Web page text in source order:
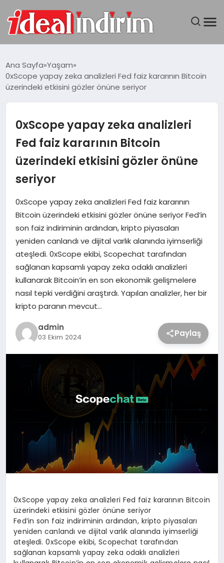
BILGISAYAR
TEKNOLOJI
YAŞAM
Ana Sayfa Yaşam
0xScope yapay zeka analizleri Fed faiz kararının Bitcoin
üzerindeki etkisini gözler önüne seriyor
0xScope yapay zeka analizleri
Fed faiz kararının Bitcoin
üzerindeki etkisini gözler önüne
seriyor
0xScope yapay zeka analizleri Fed faiz kararının
Bitcoin üzerindeki etkisini gözler önüne seriyor Fed’in
son faiz indiriminin ardından, kripto piyasaları
yeniden canlandı ve dijital varlık alanında iyimserliği
ateşledi. 0xScope ekibi, Scopechat tarafından
sağlanan kapsamlı yapay zeka odaklı analizleri
kullanarak Bitcoin’in en son ekonomik gelişmelere
nasıl tepki verdiğini araştırdı. Yapılan analizler, her bir
kripto paranın mevcut…
admin
03 Ekim 2024 Paylaş
0xScope yapay zeka analizleri Fed faiz kararının Bitcoin
üzerindeki etkisini gözler önüne seriyor
Fed’in son faiz indiriminin ardından, kripto piyasaları
yeniden canlandı ve dijital varlık alanında iyimserliği
ateşledi. 0xScope ekibi, Scopechat tarafından
sağlanan kapsamlı yapay zeka odaklı analizleri